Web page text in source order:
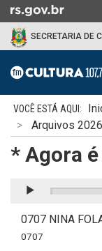
para
menu
para
busca
SECRETARIA DE
Início
conteúdo
Arquivos 2026
* Agora
0707 NINA
0707